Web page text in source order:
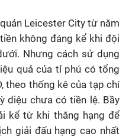
Leicester City từ năm
không đáng kể khi đội
Nhưng cách sử dụng
quả của tỉ phú có tổng
theo thống kê của tạp chí
diệu chưa có tiền lệ. Bầy
kể từ khi thăng hạng để
giải đấu hạng cao nhất